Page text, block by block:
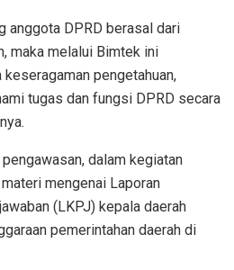
anggota DPRD berasal dari
maka melalui Bimtek ini
pengetahuan,
tugas dan fungsi DPRD secara
dalam kegiatan
mengenai Laporan
(LKPJ) kepala daerah
pemerintahan daerah di